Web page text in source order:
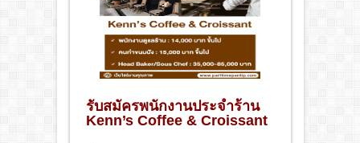
รับสมัครพนักงานประจำร้าน
Kenn’s Coffee & Croissant